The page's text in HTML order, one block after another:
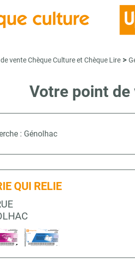
vente Chèque Culture et Chèque Lire >
Votre point de
: Génolhac
QUI RELIE